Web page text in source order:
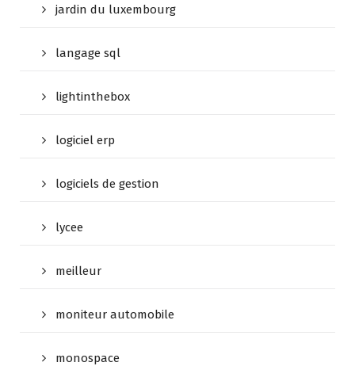
jardin du luxembourg
langage sql
lightinthebox
logiciel erp
logiciels de gestion
lycee
meilleur
moniteur automobile
monospace